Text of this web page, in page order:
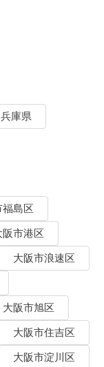
兵庫県
福島区
阪市港区
大阪市浪速区
大阪市旭区
大阪市住吉区
大阪市淀川区